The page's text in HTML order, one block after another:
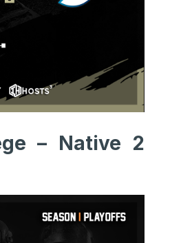
– Native 2